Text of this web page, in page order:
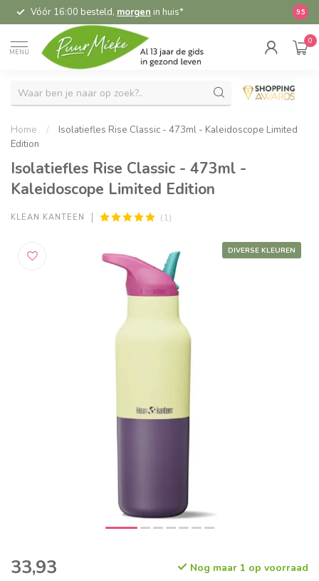
Vóór 16:00 besteld, morgen in huis* 9.5
MENU
0
Home /
Isolatiefles Rise Classic - 473ml - Kaleidoscope Limited
Edition
Isolatiefles Rise Classic - 473ml -
Kaleidoscope Limited Edition
KLEAN KANTEEN (1)
DIVERSE KLEUREN
33,93 Nog maar 1 op voorraad